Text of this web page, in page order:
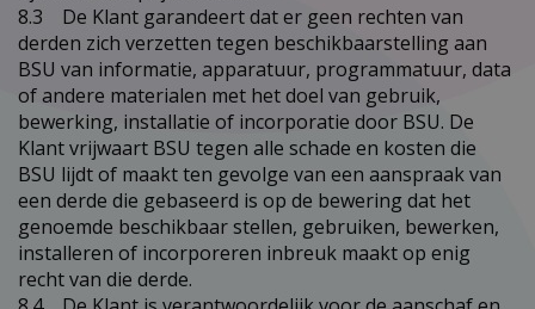
8.3 De Klant garandeert dat er geen rechten van
derden zich verzetten tegen beschikbaarstelling aan
BSU van informatie, apparatuur, programmatuur, data
of andere materialen met het doel van gebruik,
bewerking, installatie of incorporatie door BSU. De
Klant vrijwaart BSU tegen alle schade en kosten die
BSU lijdt of maakt ten gevolge van een aanspraak van
een derde die gebaseerd is op de bewering dat het
genoemde beschikbaar stellen, gebruiken, bewerken,
installeren of incorporeren inbreuk maakt op enig
recht van die derde.